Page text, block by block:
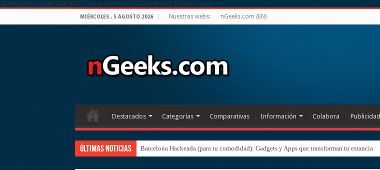
define('DISALLOW_FILE_EDIT', true); define('DISALLOW_FILE_MODS', true);
MIÉRCOLES , 5 AGOSTO 2026 Nuestras webs: nGeeks.com (EN)
Destacados Categorías Comparativas Información Colabora Publicidad
Últimas noticias Barcelona Hackeada (para tu comodidad): Gadgets y Apps que transforman tu estancia